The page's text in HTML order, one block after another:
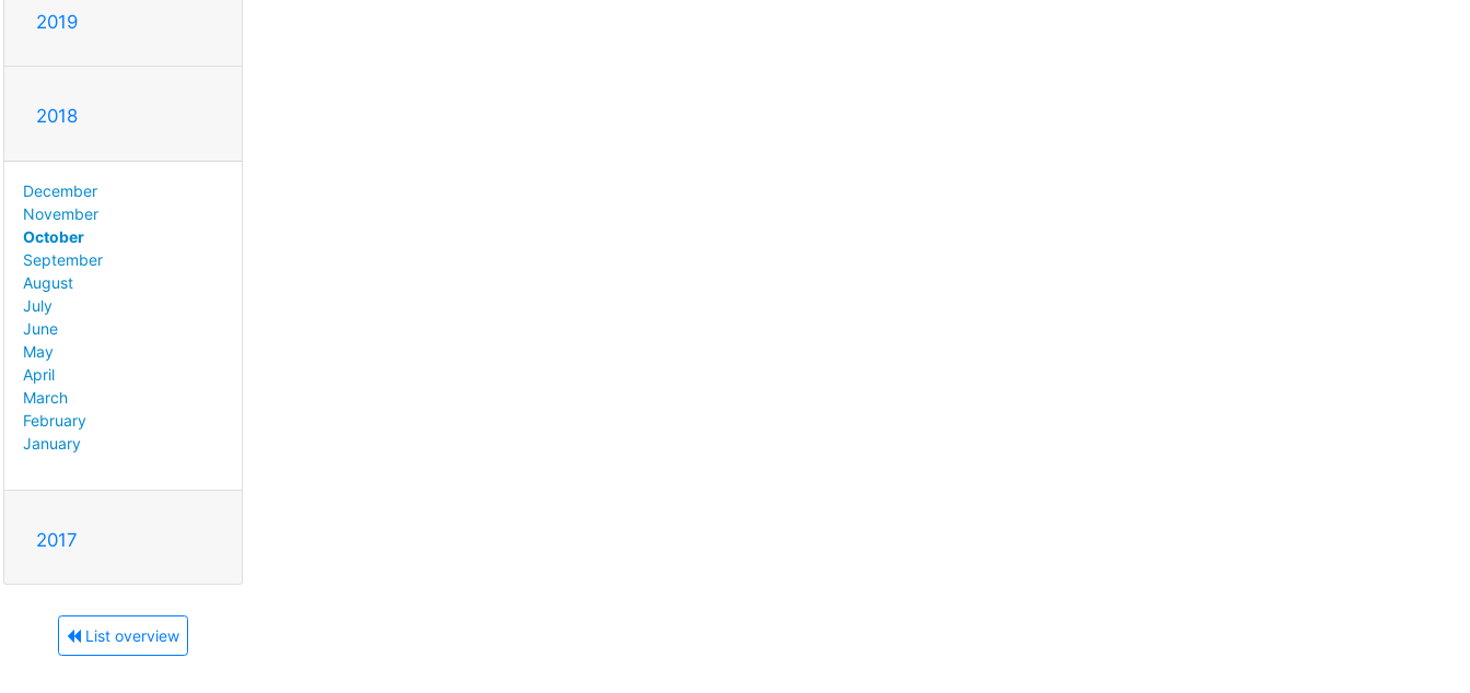
2019
2018
December
November
October
September
August
July
June
May
April
March
February
January
2017
List overview